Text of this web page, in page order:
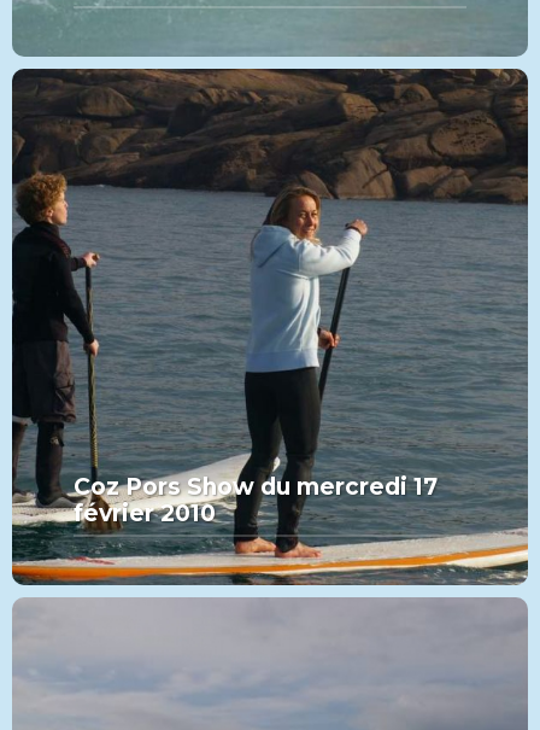
Coz Pors Show du mercredi 17
février 2010
MORE FROM THIS SET:
VIEW MORE CATÉGORIE PADDLE
Coz Pors Show du mercredi 17
février 2010